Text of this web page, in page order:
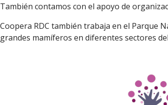
También contamos con el apoyo de
Coopera RDC también trabaja en el Parque
grandes mamíferos en diferentes sectores